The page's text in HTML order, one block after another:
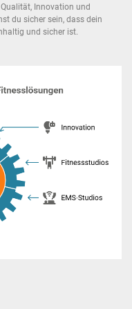
Innovation und
du sicher sein, dass dein
und sicher ist.